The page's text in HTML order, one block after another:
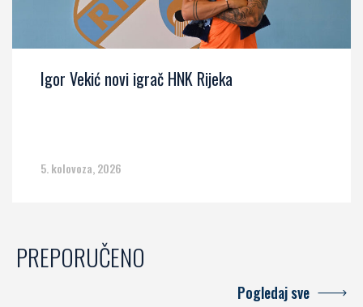
Igor Vekić novi igrač HNK Rijeka
5. kolovoza, 2026
PREPORUČENO
Pogledaj sve